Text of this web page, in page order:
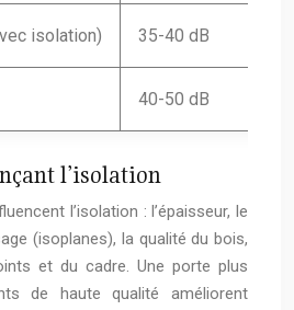
isolation) 35-40 dB
40-50 dB
l’isolation
l’isolation : l’épaisseur, le
(isoplanes), la qualité du bois,
et du cadre. Une porte plus
de haute qualité améliorent